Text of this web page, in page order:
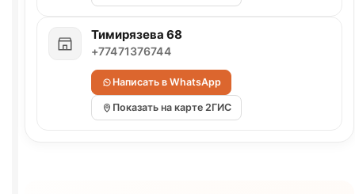
Тимирязева 68
+77471376744
Написать в WhatsApp
Показать на карте 2ГИС